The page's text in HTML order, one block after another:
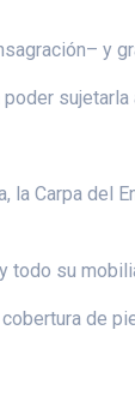
y
Carpa del
todo su
de